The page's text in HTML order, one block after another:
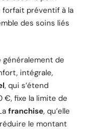
forfait préventif à la
des soins liés
généralement de
intégrale,
, qui s’étend
€, fixe la limite de
franchise, qu’elle
le montant